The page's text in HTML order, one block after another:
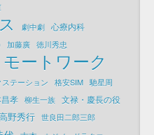
劇中劇 心療内科
加藤廣 徳川秀忠
モートワーク
ステーション 格安SIM 馳星周
孝 柳生一族 文禄・慶長の役
野秀行 世良田二郎三郎